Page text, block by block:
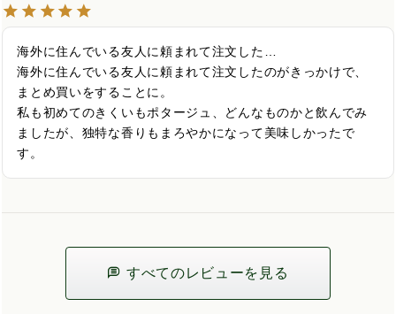
海外に住んでいる友人に頼まれて注文した…
海外に住んでいる友人に頼まれて注文したのがきっかけで、
まとめ買いをすることに。
私も初めてのきくいもポタージュ、どんなものかと飲んでみ
ましたが、独特な香りもまろやかになって美味しかったで
す。
すべてのレビューを見る